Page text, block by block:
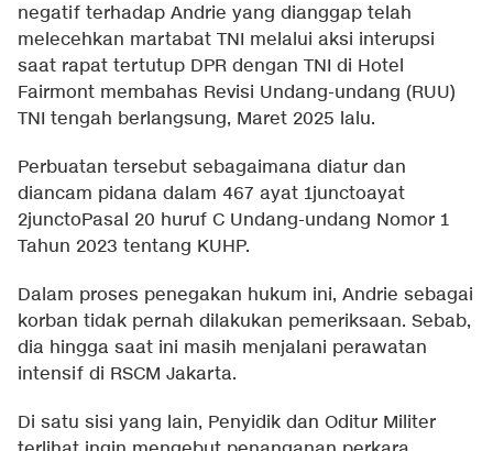
negatif terhadap Andrie yang dianggap telah
melecehkan martabat TNI melalui aksi interupsi
saat rapat tertutup DPR dengan TNI di Hotel
Fairmont membahas Revisi Undang-undang (RUU)
TNI tengah berlangsung, Maret 2025 lalu.
Perbuatan tersebut sebagaimana diatur dan
diancam pidana dalam 467 ayat 1junctoayat
2junctoPasal 20 huruf C Undang-undang Nomor 1
Tahun 2023 tentang KUHP.
Dalam proses penegakan hukum ini, Andrie sebagai
korban tidak pernah dilakukan pemeriksaan. Sebab,
dia hingga saat ini masih menjalani perawatan
intensif di RSCM Jakarta.
Di satu sisi yang lain, Penyidik dan Oditur Militer